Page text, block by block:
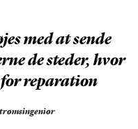
med at sende
de steder, hvor
for reparation